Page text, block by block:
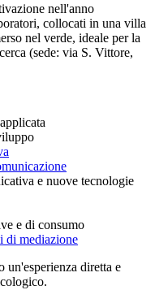
nell'anno
collocati in una villa
nel verde, ideale per la
(sede: via S. Vittore,
e nuove tecnologie
e di consumo
di mediazione
un'esperienza diretta e